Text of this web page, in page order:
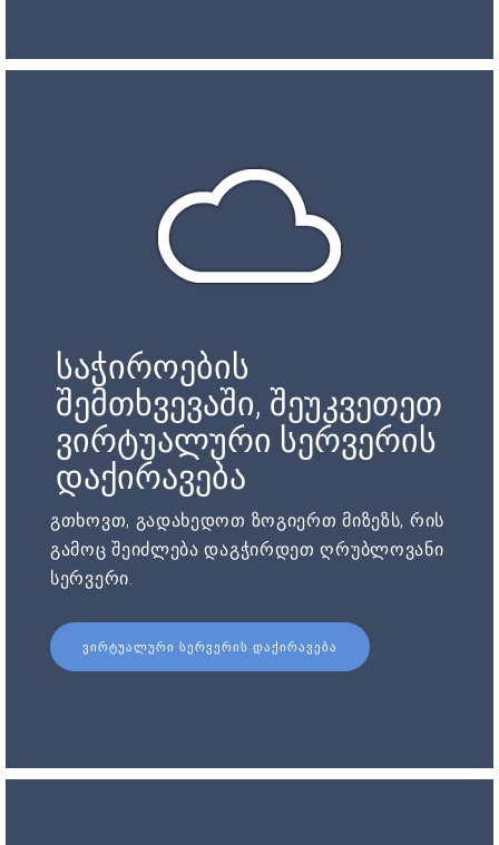
საჭიროების
შემთხვევაში, შეუკვეთეთ
ვირტუალური სერვერის
დაქირავება
გთხოვთ, გადახედოთ ზოგიერთ მიზეზს, რის
გამოც შეიძლება დაგჭირდეთ ღრუბლოვანი
სერვერი.
ᲕᲘᲠᲢᲣᲐᲚᲣᲠᲘ ᲡᲔᲠᲕᲔᲠᲘᲡ ᲓᲐᲥᲘᲠᲐᲕᲔᲑᲐ